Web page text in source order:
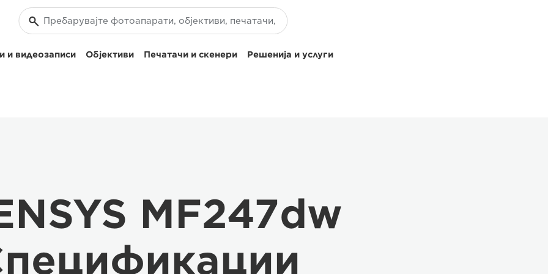
и видеозаписи Објективи Печатачи и скенери Решенија и услуги
MF247dw